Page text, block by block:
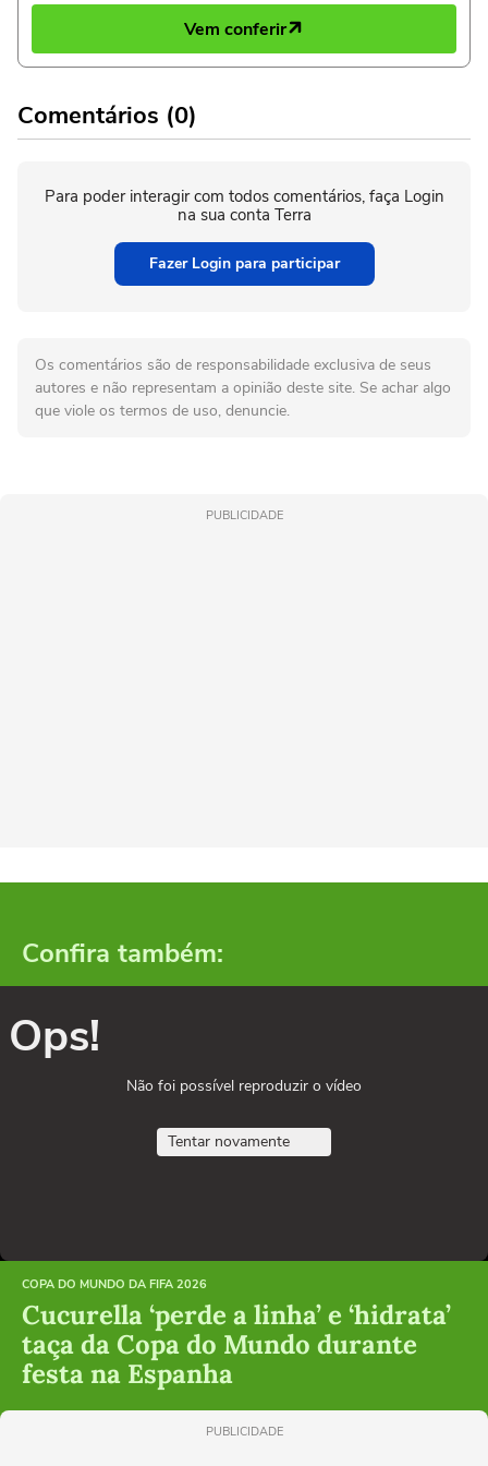
Vem conferir
Comentários (0)
Para poder interagir com todos comentários, faça Login
na sua conta Terra
Fazer Login para participar
Os comentários são de responsabilidade exclusiva de seus
autores e não representam a opinião deste site. Se achar algo
que viole os termos de uso, denuncie.
PUBLICIDADE
Confira também:
Ops!
Não foi possível reproduzir o vídeo
Tentar novamente
COPA DO MUNDO DA FIFA 2026
Cucurella ‘perde a linha’ e ‘hidrata’
taça da Copa do Mundo durante
festa na Espanha
PUBLICIDADE